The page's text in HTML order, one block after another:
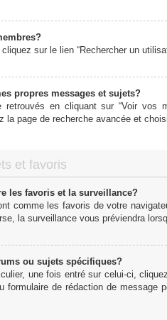
sur le lien “Rechercher un
propres messages et sujets?
retrouvés en cliquant sur “Voir vos
la page de recherche avancée et
et favoris
les favoris et la surveillance?
comme les favoris de votre
la surveillance vous préviendra
ou sujets spécifiques?
une fois entré sur celui-ci,
de rédaction de message